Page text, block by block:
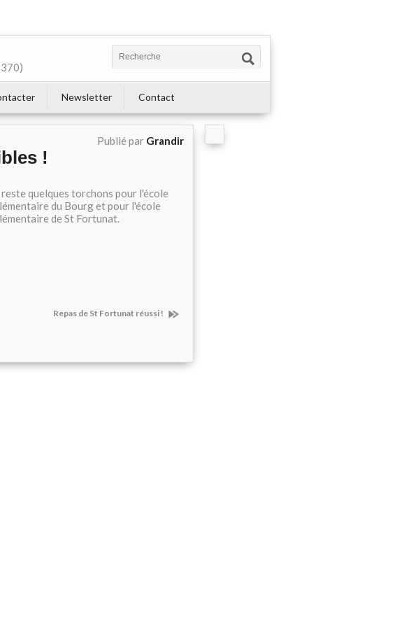
Newsletter Contact
Publié par Grandir
!
quelques torchons pour l'école
du Bourg et pour l'école
de St Fortunat.
Repas de St Fortunat réussi !